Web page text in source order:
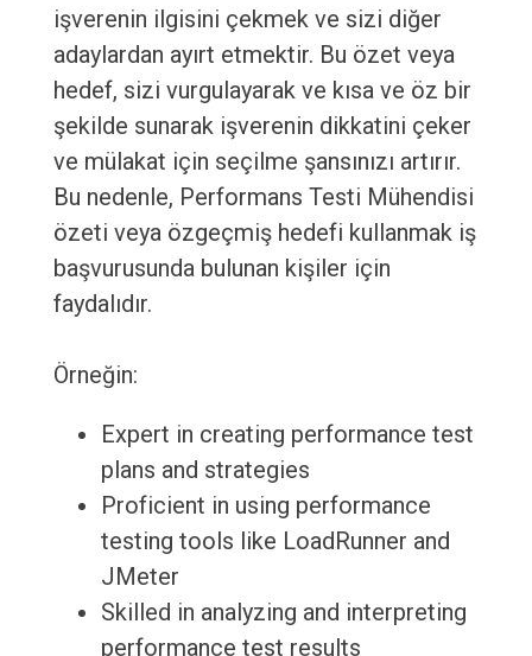
işverenin ilgisini çekmek ve sizi diğer
adaylardan ayırt etmektir. Bu özet veya
hedef, sizi vurgulayarak ve kısa ve öz bir
şekilde sunarak işverenin dikkatini çeker
ve mülakat için seçilme şansınızı artırır.
Bu nedenle, Performans Testi Mühendisi
özeti veya özgeçmiş hedefi kullanmak iş
başvurusunda bulunan kişiler için
faydalıdır.
Örneğin:
Expert in creating performance test
plans and strategies
Proficient in using performance
testing tools like LoadRunner and
JMeter
Skilled in analyzing and interpreting
performance test results